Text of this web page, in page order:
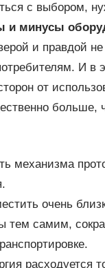
с выбором,
и минусы
и правдой
И в
от
больше,
механизма
очень
тем самим,
расходуется